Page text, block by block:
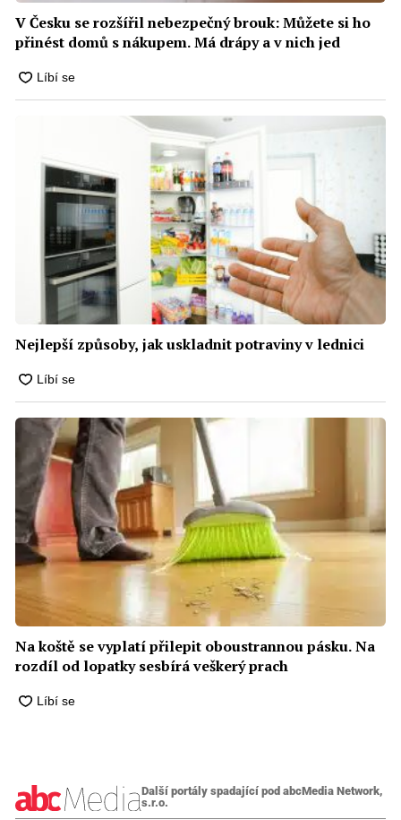
V Česku se rozšířil nebezpečný brouk: Můžete si ho
přinést domů s nákupem. Má drápy a v nich jed
Nejlepší způsoby, jak uskladnit potraviny v lednici
Na koště se vyplatí přilepit oboustrannou pásku. Na
rozdíl od lopatky sesbírá veškerý prach
Další portály spadající pod abcMedia Network,
s.r.o.